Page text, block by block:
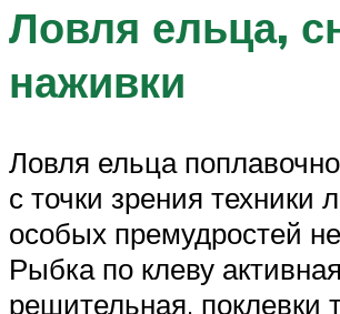
Ловля ельца,
наживки
Ловля ельца
с точки зрения техники
особых премудростей
Рыбка по клеву
решительная, поклевки